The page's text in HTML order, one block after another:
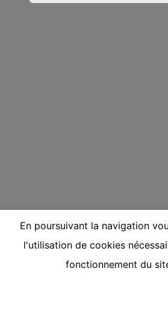
En poursuivant la navigation
l'utilisation de cookies
fonctionnement du